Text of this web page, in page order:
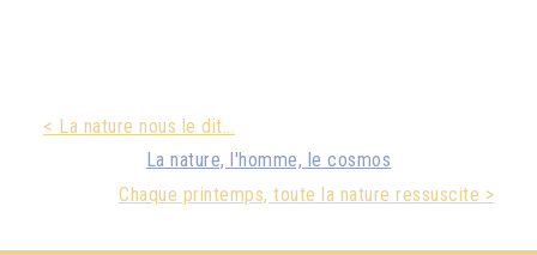
< La nature nous le dit...
La nature, l'homme, le cosmos
Chaque printemps, toute la nature ressuscite >